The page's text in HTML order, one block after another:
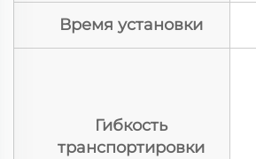
Время установки
Гибкость
транспортировки